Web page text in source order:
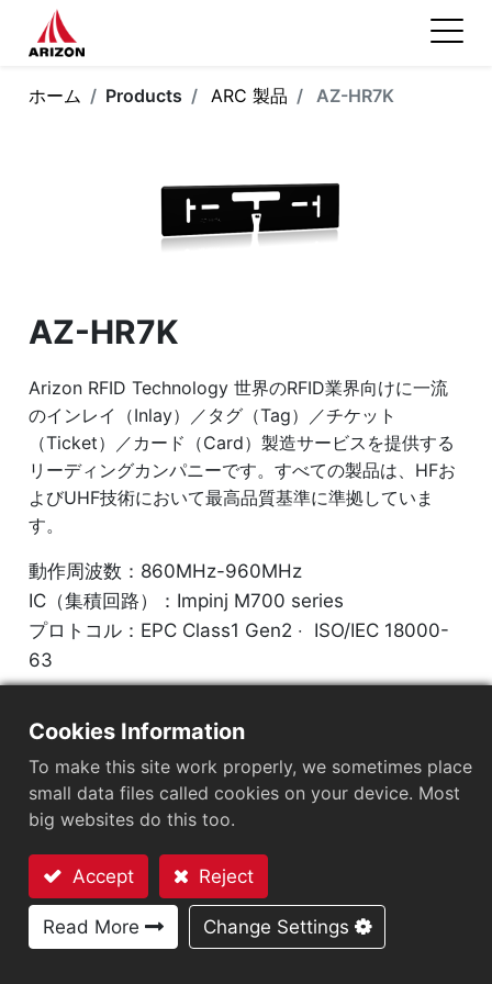
ホーム Products ARC 製品 AZ-HR7K
AZ-HR7K
Arizon RFID Technology 世界のRFID業界向けに一流
のインレイ（Inlay）／タグ（Tag）／チケット
（Ticket）／カード（Card）製造サービスを提供する
リーディングカンパニーです。すべての製品は、HFお
よびUHF技術において最高品質基準に準拠していま
す。
動作周波数：860MHz-960MHz
IC（集積回路）：Impinj M700 series
プロトコル：EPC Class1 Gen2 ‧ ISO/IEC 18000-
63
ARC認証
チップ Impinj M700 Series
アンテナサイズ（mm）：70x14.5
EPCメモリ ：128 bits/96 bits
User Memory ：0/32 bits
お問い合わせ
Cookies Information
To make this site work properly, we sometimes place
small data files called cookies on your device. Most
big websites do this too.
Accept Reject
Read More Change Settings